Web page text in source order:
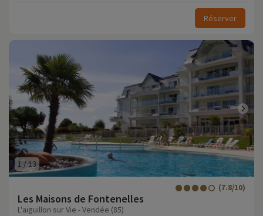
Réserver
1 / 13
Les Maisons de Fontenelles
(7.8/10)
L'aiguillon sur Vie - Vendée (85)